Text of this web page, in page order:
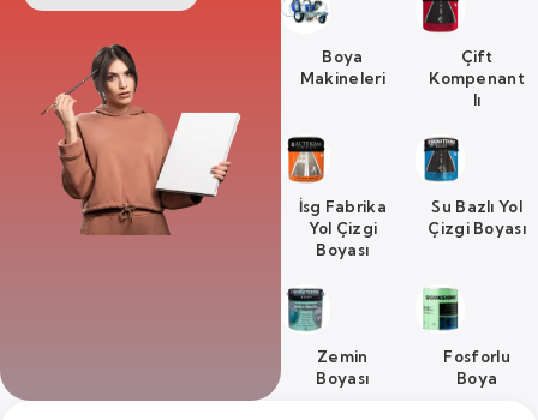
Boya
Makineleri
Çift
Kompenant
Lı
İsg Fabrika
Yol Çizgi
Boyası
Su Bazlı Yol
Çizgi Boyası
Zemin
Boyası
Fosforlu
Boya